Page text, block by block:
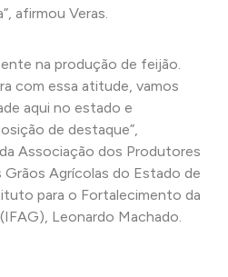
afirmou Veras.
na produção de feijão.
com essa atitude, vamos
aqui no estado e
de destaque”,
Associação dos Produtores
Agrícolas do Estado de
para o Fortalecimento da
Leonardo Machado.